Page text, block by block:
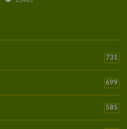
731
699
585